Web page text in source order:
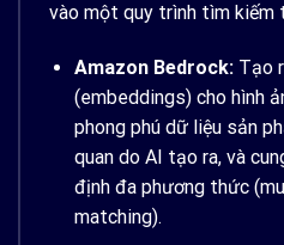
vào một quy trình tìm kiếm
Amazon Bedrock: Tạo
(embeddings) cho hình
phong phú dữ liệu sản
quan do AI tạo ra, và
định đa phương thức
matching).